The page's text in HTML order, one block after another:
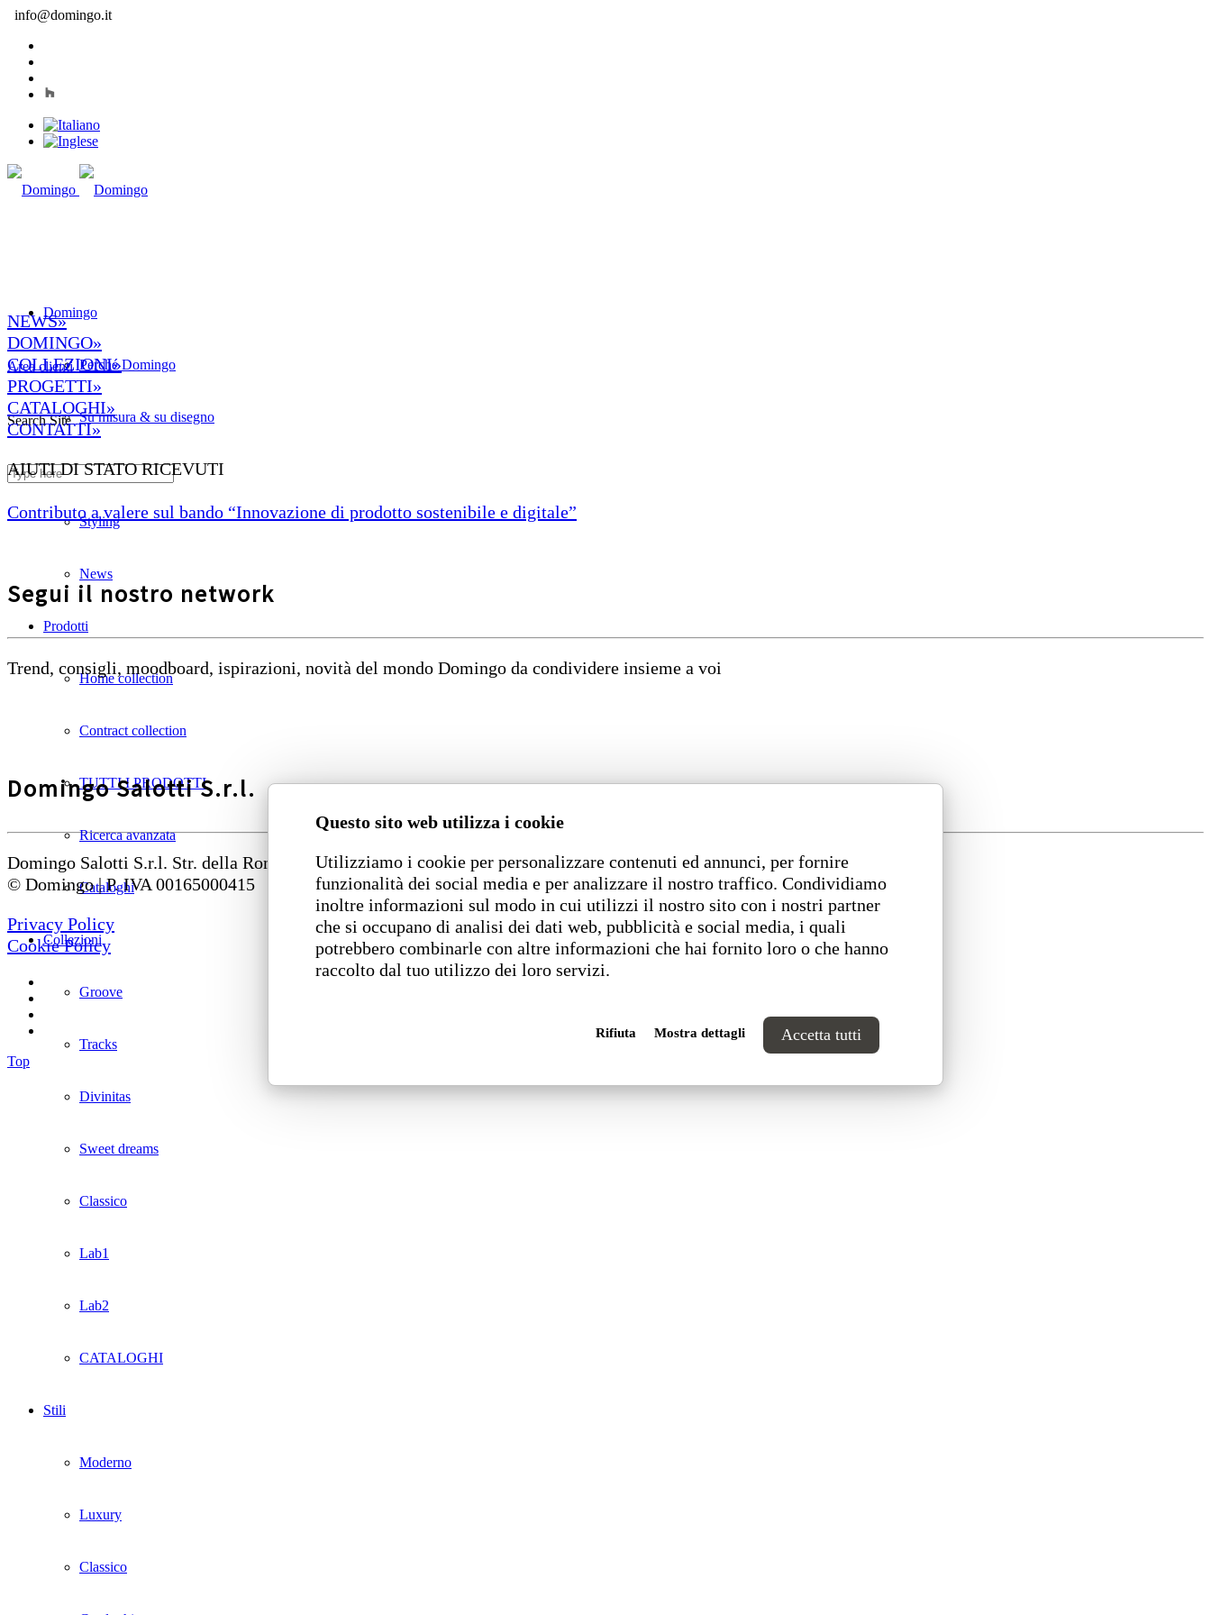
Questo sito web utilizza i cookie
Utilizziamo i cookie per personalizzare contenuti ed annunci, per fornire
funzionalità dei social media e per analizzare il nostro traffico. Condividiamo
inoltre informazioni sul modo in cui utilizzi il nostro sito con i nostri partner
che si occupano di analisi dei dati web, pubblicità e social media, i quali
potrebbero combinarle con altre informazioni che hai fornito loro o che hanno
raccolto dal tuo utilizzo dei loro servizi.
Rifiuta Mostra dettagli Accetta tutti
info@domingo.it
Domingo
Perché Domingo
Su misura & su disegno
Divani ignifughi
Styling
News
Prodotti
Home collection
Contract collection
TUTTI I PRODOTTI
Ricerca avanzata
Cataloghi
Collezioni
Groove
Tracks
Divinitas
Sweet dreams
Classico
Lab1
Lab2
CATALOGHI
Stili
Moderno
Luxury
Classico
Area clienti
Search Site
NEWS»
DOMINGO»
COLLEZIONI»
PROGETTI»
CATALOGHI»
CONTATTI»
AIUTI DI STATO RICEVUTI
Contributo a valere sul bando “Innovazione di prodotto sostenibile e digitale”
Segui il nostro network
Trend, consigli, moodboard, ispirazioni, novità del mondo Domingo da condividere insieme a voi
Domingo Salotti S.r.l.
Domingo Salotti S.r.l. Str. della Romagna, 285 – 61121 Pesaro (PU) Italia
© Domingo | P. IVA 00165000415
Privacy Policy
Cookie Policy
Top